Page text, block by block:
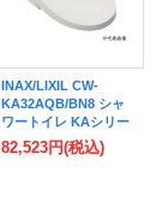
INAX/LIXIL CW-
KA32AQB/BN8 シャ
ワートイレ KAシリー
ズ KA32A フルオー
ト・リモコン式 平
82,523円(税込)